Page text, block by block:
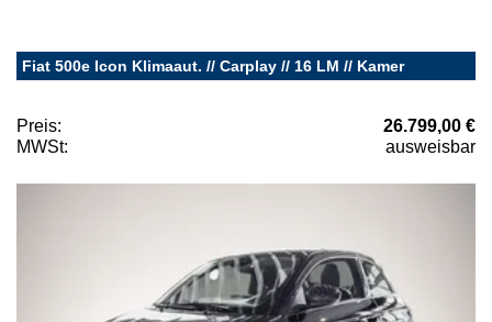
Fiat 500e Icon Klimaaut. // Carplay // 16 LM // Kamer
Preis:
26.799,00 €
MWSt:
ausweisbar